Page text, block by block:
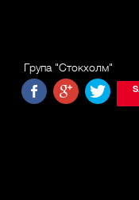
Група "Стокхолм"